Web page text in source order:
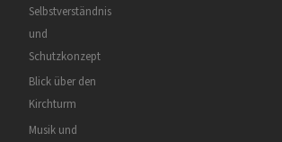
Selbstverständnis
und
Schutzkonzept
Blick über den
Kirchturm
Musik und